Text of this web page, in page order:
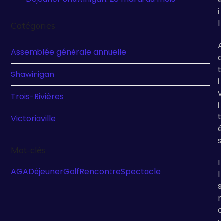
Catégories
Assemblée générale annuelle
Shawinigan
Trois-Rivières
Victoriaville
Mot-clés
AGADéjeunerGolfRencontreSpectacle
i
l
t
i
i
t
s
I
l
s